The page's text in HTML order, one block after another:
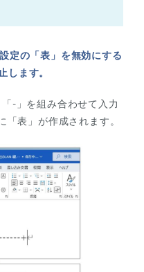
定の「表」を無効にする
します。
-」を組み合わせて入力
表」が作成されます。